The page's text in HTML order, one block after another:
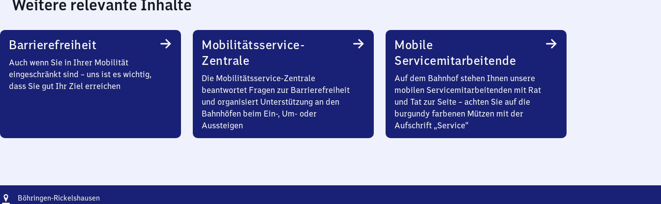
Weitere relevante Inhalte
Barrierefreiheit
Auch wenn Sie in Ihrer Mobilität
eingeschränkt sind – uns ist es wichtig,
dass Sie gut Ihr Ziel erreichen
Mobilitätsservice-
Zentrale
Die Mobilitätsservice-Zentrale
beantwortet Fragen zur Barrierefreiheit
und organisiert Unterstützung an den
Bahnhöfen beim Ein-, Um- oder
Aussteigen
Mobile
Servicemitarbeitende
Auf dem Bahnhof stehen Ihnen unsere
mobilen Servicemitarbeitenden mit Rat
und Tat zur Seite – achten Sie auf die
burgundy farbenen Mützen mit der
Aufschrift „Service“
Adresse
Böhringen-Rickelshausen